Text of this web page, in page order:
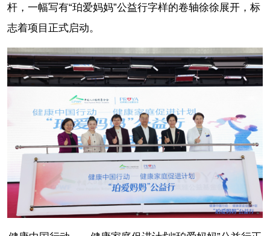
杆，一幅写有“珀爱妈妈”公益行字样的卷轴徐徐展开，标
志着项目正式启动。